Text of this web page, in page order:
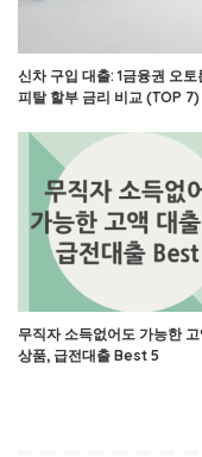
신차 구입 대출: 1금융권 오토
피탈 할부 금리 비교 (TOP 7)
무직자 소득없어도 가능한
상품, 급전대출 Best 5